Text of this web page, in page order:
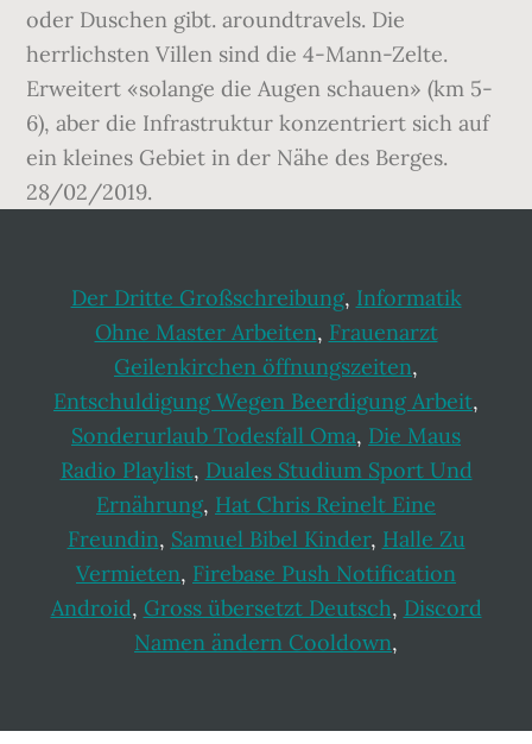
oder Duschen gibt. aroundtravels. Die
herrlichsten Villen sind die 4-Mann-Zelte.
Erweitert «solange die Augen schauen» (km 5-
6), aber die Infrastruktur konzentriert sich auf
ein kleines Gebiet in der Nähe des Berges.
28/02/2019.
Der Dritte Großschreibung, Informatik
Ohne Master Arbeiten, Frauenarzt
Geilenkirchen öffnungszeiten,
Entschuldigung Wegen Beerdigung Arbeit,
Sonderurlaub Todesfall Oma, Die Maus
Radio Playlist, Duales Studium Sport Und
Ernährung, Hat Chris Reinelt Eine
Freundin, Samuel Bibel Kinder, Halle Zu
Vermieten, Firebase Push Notification
Android, Gross übersetzt Deutsch, Discord
Namen ändern Cooldown,